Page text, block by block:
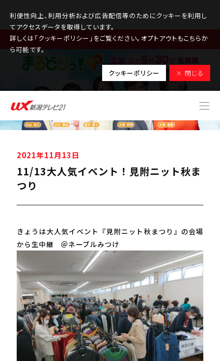
利便性向上、利用分析および広告配信等のためにクッキーを利用し
てアクセスデータを取得しています。
詳しくは「クッキーポリシー」をご覧ください。オプトアウトもこちらか
ら可能です。
クッキーポリシー × 閉じる
MENU
2021年11月13日
11/13大人気イベント！見附ニット秋ま
つり
きょうは大人気イベント『見附ニット秋まつり』の会場
から生中継 ＠ネーブルみつけ